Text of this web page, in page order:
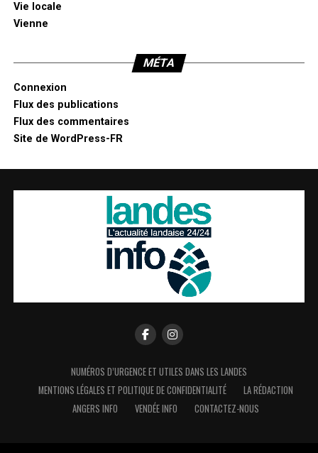
Vie locale
Vienne
MÉTA
Connexion
Flux des publications
Flux des commentaires
Site de WordPress-FR
NUMÉROS D’URGENCE ET UTILES DANS LES LANDES
MENTIONS LÉGALES ET POLITIQUE DE CONFIDENTIALITÉ
LA RÉDACTION
ANGERS INFO
VENDÉE INFO CONTACTEZ-NOUS